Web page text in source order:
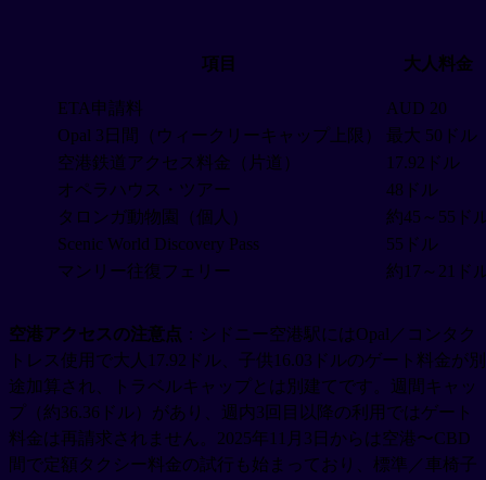
項目 大人料金
ETA申請料
AUD 20
Opal 3日間（ウィークリーキャップ上限）
最大 50ドル
空港鉄道アクセス料金（片道）
17.92ドル
オペラハウス・ツアー
48ドル
タロンガ動物園（個人）
約45～55ド
Scenic World Discovery Pass
55ドル
マンリー往復フェリー
約17～21ド
空港アクセスの注意点 ：シドニー空港駅にはOpal／コンタク
トレス使用で大人17.92ドル、子供16.03ドルのゲート料金が別
途加算され、トラベルキャップとは別建てです。週間キャッ
プ（約36.36ドル）があり、週内3回目以降の利用ではゲート
料金は再請求されません。2025年11月3日からは空港〜CBD
間で定額タクシー料金の試行も始まっており、標準／車椅子